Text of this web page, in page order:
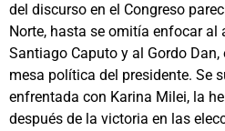
del discurso en el Congreso
Norte, hasta se omitía enfocar al
Santiago Caputo y al Gordo
mesa política del presidente. Se
enfrentada con Karina Milei, la
después de la victoria en las